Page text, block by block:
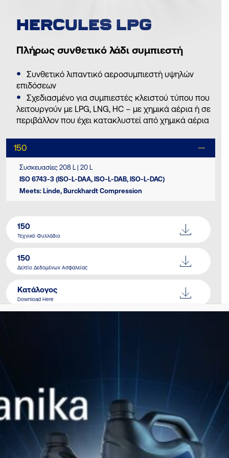
HERCULES LPG
Πλήρως συνθετικό λάδι συμπιεστή
Συνθετικό λιπαντικό αεροσυμπιεστή υψηλών
επιδόσεων
Σχεδιασμένο για συμπιεστές κλειστού τύπου που
λειτουργούν με LPG, LNG, HC – με χημικά αέρια ή σε
περιβάλλον που έχει κατακλυστεί από χημικά αέρια
150
Συσκευασίες 208 L | 20 L
ISO 6743-3 (ISO-L-DAA, ISO-L-DAB, ISO-L-DAC)
Meets: Linde, Burckhardt Compression
150
Τεχνικό Φυλλάδιο
150
Δελτίο Δεδομένων Ασφαλείας
Κατάλογος
Download Here